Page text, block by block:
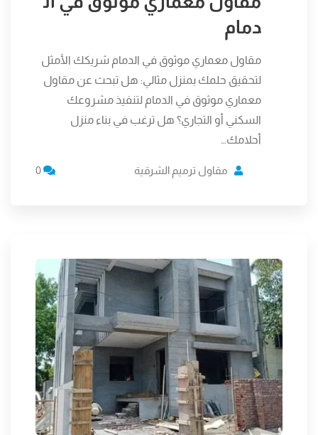
دمام
مقاول معماري موثوق في الدمام شريكك الأمثل
لتحقيق حلمك بمنزل مثالي: هل تبحث عن مقاول
معماري موثوق في الدمام لتنفيذ مشروعك
السكني أو التجاري؟ هل ترغب في بناء منزل
أحلامك…
مقاول ترميم الشرقية